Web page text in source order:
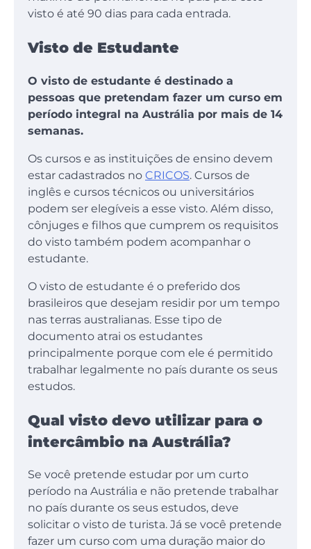
visto é até 90 dias para cada entrada.
Visto de Estudante
O visto de estudante é destinado a
pessoas que pretendam fazer um curso em
período integral na Austrália por mais de 14
semanas.
Os cursos e as instituições de ensino devem
estar cadastrados no CRICOS. Cursos de
inglês e cursos técnicos ou universitários
podem ser elegíveis a esse visto. Além disso,
cônjuges e filhos que cumprem os requisitos
do visto também podem acompanhar o
estudante.
O visto de estudante é o preferido dos
brasileiros que desejam residir por um tempo
nas terras australianas. Esse tipo de
documento atrai os estudantes
principalmente porque com ele é permitido
trabalhar legalmente no país durante os seus
estudos.
Qual visto devo utilizar para o
intercâmbio na Austrália?
Se você pretende estudar por um curto
período na Austrália e não pretende trabalhar
no país durante os seus estudos, deve
solicitar o visto de turista. Já se você pretende
fazer um curso com uma duração maior do